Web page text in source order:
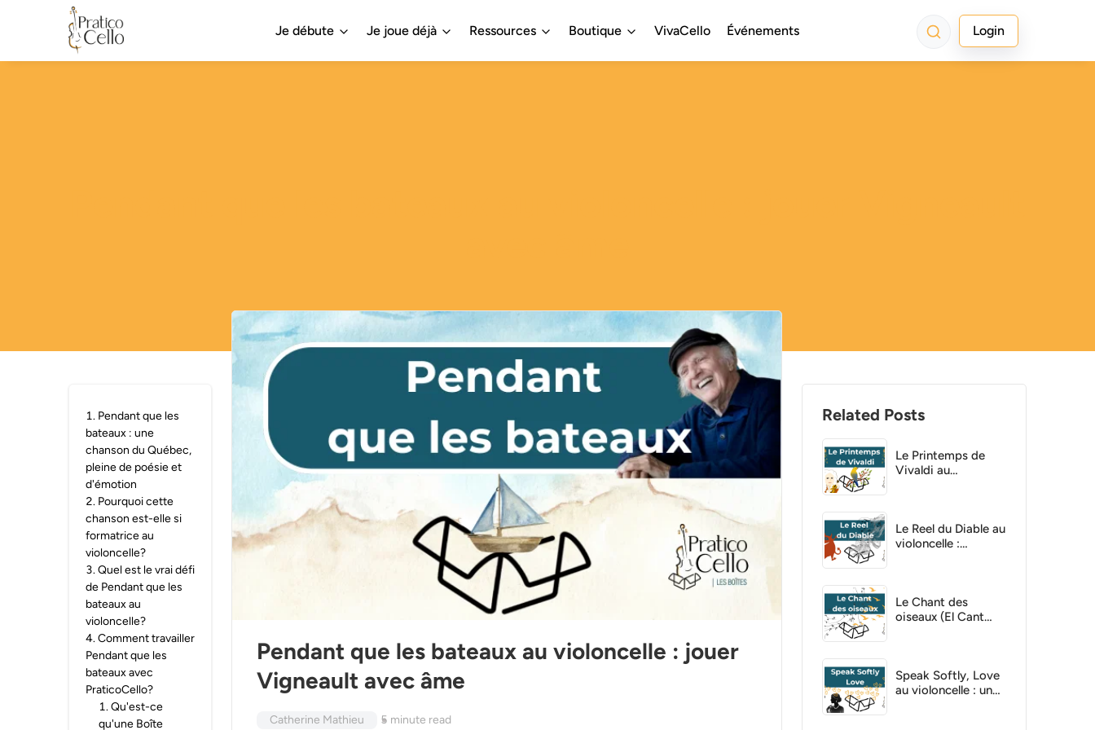
Je débute Je joue déjà Ressources Boutique VivaCello Événements Login
1. Pendant que les
bateaux : une
chanson du Québec,
pleine de poésie et
d'émotion
2. Pourquoi cette
chanson est-elle si
formatrice au
violoncelle?
3.Quel est le vrai défi
de Pendant que les
bateaux au
violoncelle?
4.Comment travailler
Pendant que les
bateaux avec
PraticoCello?
1.Qu'est-ce
qu'une Boîte
Pendant que les bateaux au violoncelle : jouer
Vigneault avec âme
Catherine Mathieu 5 minute read
Related Posts
Le Printemps de
Vivaldi au
Le Reel du Diable au
violoncelle :
Le Chant des
oiseaux (El Cant
Speak Softly, Love
au violoncelle : une